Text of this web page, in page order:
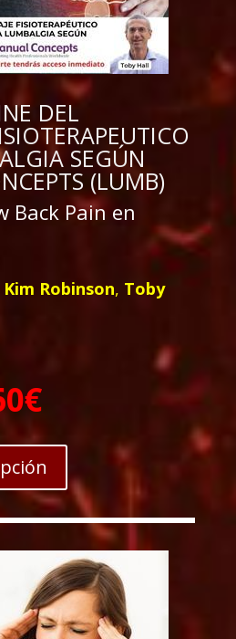
DEL
SEGÚN
(LUMB)
Back Pain en
Kim Robinson, Toby